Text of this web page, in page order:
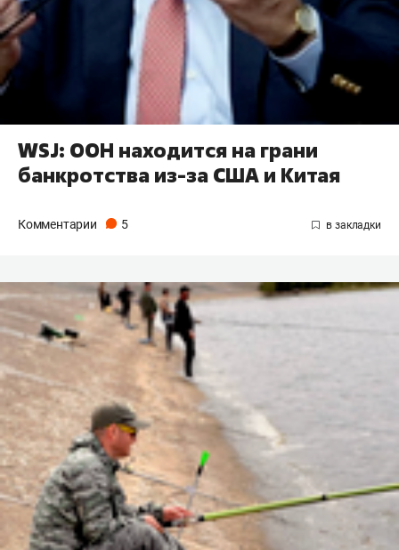
WSJ: ООН находится на грани
банкротства из-за США и Китая
Комментарии 5